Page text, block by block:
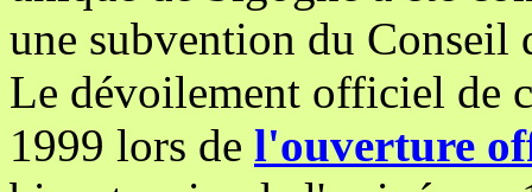
une subvention du Conseil
Le dévoilement officiel de
1999 lors de l'ouverture